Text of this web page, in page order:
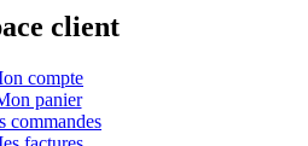
client
compte
panier
commandes